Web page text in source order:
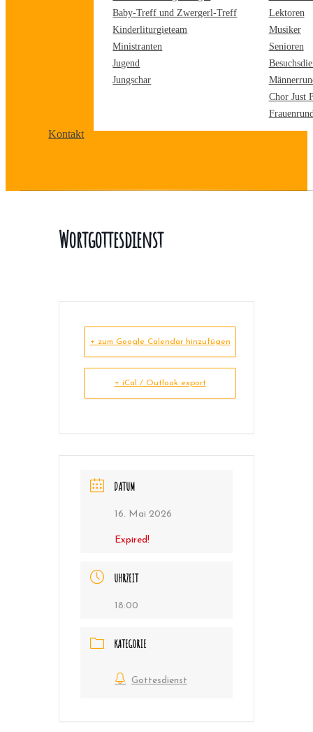
Baby-Treff und Zwergerl-Treff
Kinderliturgieteam
Ministranten
Jugend
Jungschar
Lektoren
Musiker
Senioren
Chor Just
Kontakt
Wortgottesdienst
+ zum Google Calendar hinzufügen
+ iCal / Outlook export
DATUM
16. Mai 2026
Expired!
UHRZEIT
18:00
KATEGORIE
Gottesdienst